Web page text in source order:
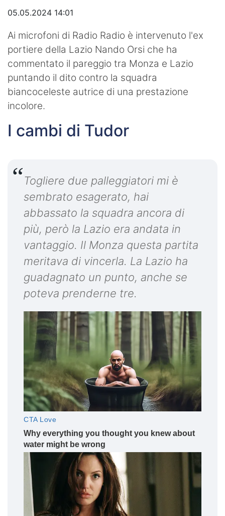
05.05.2024 14:01
Ai microfoni di Radio Radio è intervenuto l'ex
portiere della Lazio Nando Orsi che ha
commentato il pareggio tra Monza e Lazio
puntando il dito contro la squadra
biancoceleste autrice di una prestazione
incolore.
I cambi di Tudor
Togliere due palleggiatori mi è
sembrato esagerato, hai
abbassato la squadra ancora di
più, però la Lazio era andata in
vantaggio. Il Monza questa partita
meritava di vincerla. La Lazio ha
guadagnato un punto, anche se
poteva prenderne tre.